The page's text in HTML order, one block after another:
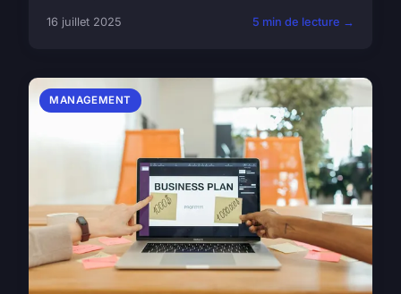
16 juillet 2025 5 min de lecture →
MANAGEMENT